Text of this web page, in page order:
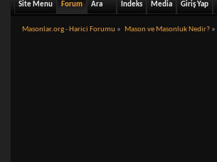
Site Menu Forum Ara Indeks Media Giriş Yap
Masonlar.org - Harici Forumu » Mason ve Masonluk Nedir? »